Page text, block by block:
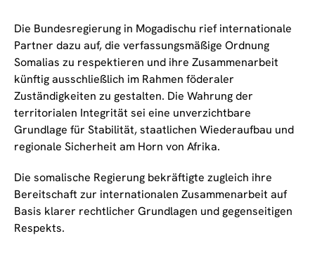
Die Bundesregierung in Mogadischu rief internationale
Partner dazu auf, die verfassungsmäßige Ordnung
Somalias zu respektieren und ihre Zusammenarbeit
künftig ausschließlich im Rahmen föderaler
Zuständigkeiten zu gestalten. Die Wahrung der
territorialen Integrität sei eine unverzichtbare
Grundlage für Stabilität, staatlichen Wiederaufbau und
regionale Sicherheit am Horn von Afrika.
Die somalische Regierung bekräftigte zugleich ihre
Bereitschaft zur internationalen Zusammenarbeit auf
Basis klarer rechtlicher Grundlagen und gegenseitigen
Respekts.